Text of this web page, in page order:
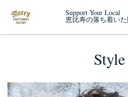
Support Your Local
恵比寿の落ち着い
Style